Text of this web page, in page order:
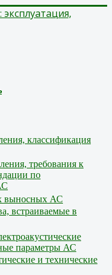
классификация
требования к
по
выносных АС
встраиваемые в
параметры АС
и технические